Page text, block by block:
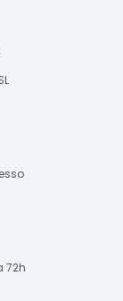
72h